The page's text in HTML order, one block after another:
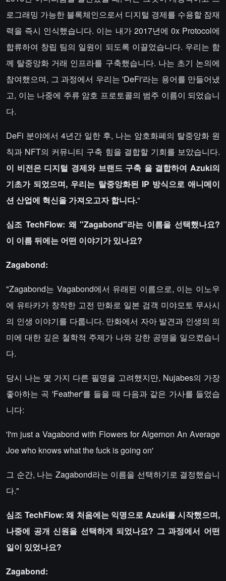
로그래밍 가능한 블록체인으로서 디지털 경제를 수용할 잠재
력을 즉시 인식했습니다. 이는 내가 2017년에 0x Protocol에
합류하여 창립 팀의 일원이 되도록 이끌었습니다. 우리는 함
께 탈중앙화 거래 인프라를 구축했습니다. 나는 초기 논의에
참여했으며, 그 과정에서 우리는 'DeFi'라는 용어를 만들어냈
고, 이는 나중에 주류 암호 프로토콜의 범주 이름이 되었습니
다.
DeFi 분야에서 4년간 일한 후, 나는 암호화폐의 탈중앙화 원
칙과 NFT의 커뮤니티 구축 힘을 결합할 기회를 보았습니다.
이 비전은 디지털 경제와 브랜드 구축 을 결합하여 Azuki의
기초가 되었으며, 우리는 탈중앙화된 IP 방식으로 애니메이
션 산업에 혁신을 가져오고자 합니다."
심조 TechFlow: 왜 "Zagabond"라는 이름을 선택했나요?
이 이름 뒤에는 어떤 이야기가 있나요?
Zagabond:
"Zagabond는 Vagabond에서 유래된 이름으로, 이는 이노우
에 유타카가 창작한 고전 만화로 일본 검객 미야모토 무사시
의 인생 이야기를 다룹니다. 만화에서 자아 발견과 인생의 의
미에 대한 깊은 철학적 주제가 나와 강한 공명을 일으켰습니
다.
당시 나는 몇 가지 다른 필명을 고려했지만, Nujabes의 가장
좋아하는 곡 'Feather'를 들을 때 다음과 같은 가사를 들었습
니다:
'I'm just a Vagabond with Flowers for Algernon An Average
Joe who knows what the fuck is going on'
그 순간, 나는 Zagabond라는 이름을 선택하기로 결정했습니
다."
심조 TechFlow: 왜 처음에는 익명으로 Azuki를 시작했으며,
나중에 공개 신원을 선택하게 되었나요? 그 과정에서 어떤
일이 있었나요?
Zagabond: